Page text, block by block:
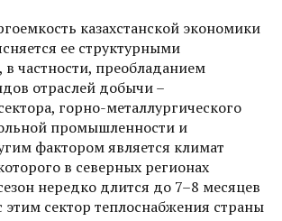
казахстанской экономики
ее структурными
в частности, преобладанием
отраслей добычи –
горно-металлургического
промышленности и
фактором является климат
в северных регионах
нередко длится до 7–8 месяцев
этим сектор теплоснабжения страны